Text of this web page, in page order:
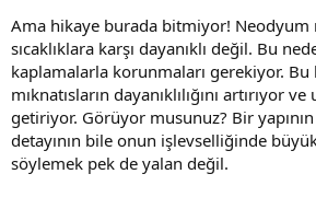
Ama hikaye burada bitmiyor! Neodyum
sıcaklıklara karşı dayanıklı değil. Bu
kaplamalarla korunmaları gerekiyor. Bu
mıknatısların dayanıklılığını artırıyor
getiriyor. Görüyor musunuz? Bir
detayının bile onun işlevselliğinde
söylemek pek de yalan değil.